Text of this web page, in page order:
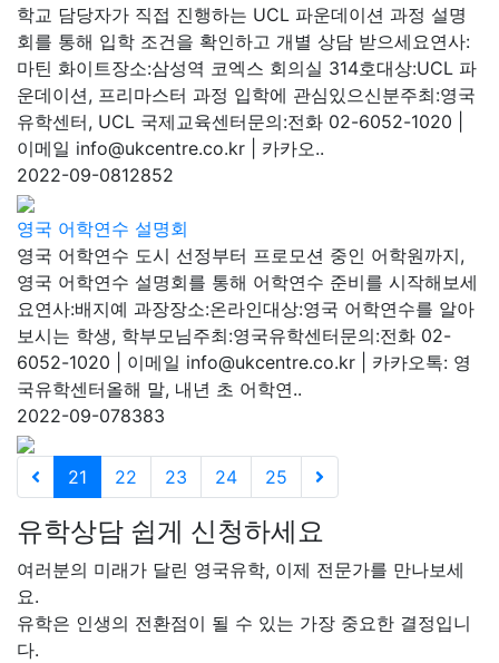
학교 담당자가 직접 진행하는 UCL 파운데이션 과정 설명
회를 통해 입학 조건을 확인하고 개별 상담 받으세요연사:
마틴 화이트장소:삼성역 코엑스 회의실 314호대상:UCL 파
운데이션, 프리마스터 과정 입학에 관심있으신분주최:영국
유학센터, UCL 국제교육센터문의:전화 02-6052-1020 |
이메일 info@ukcentre.co.kr | 카카오..
2022-09-0812852
영국 어학연수 설명회
영국 어학연수 도시 선정부터 프로모션 중인 어학원까지,
영국 어학연수 설명회를 통해 어학연수 준비를 시작해보세
요연사:배지예 과장장소:온라인대상:영국 어학연수를 알아
보시는 학생, 학부모님주최:영국유학센터문의:전화 02-
6052-1020 | 이메일 info@ukcentre.co.kr | 카카오톡: 영
국유학센터올해 말, 내년 초 어학연..
2022-09-078383
21 22 23 24 25
유학상담 쉽게 신청하세요
여러분의 미래가 달린 영국유학, 이제 전문가를 만나보세
요.
유학은 인생의 전환점이 될 수 있는 가장 중요한 결정입니
다.